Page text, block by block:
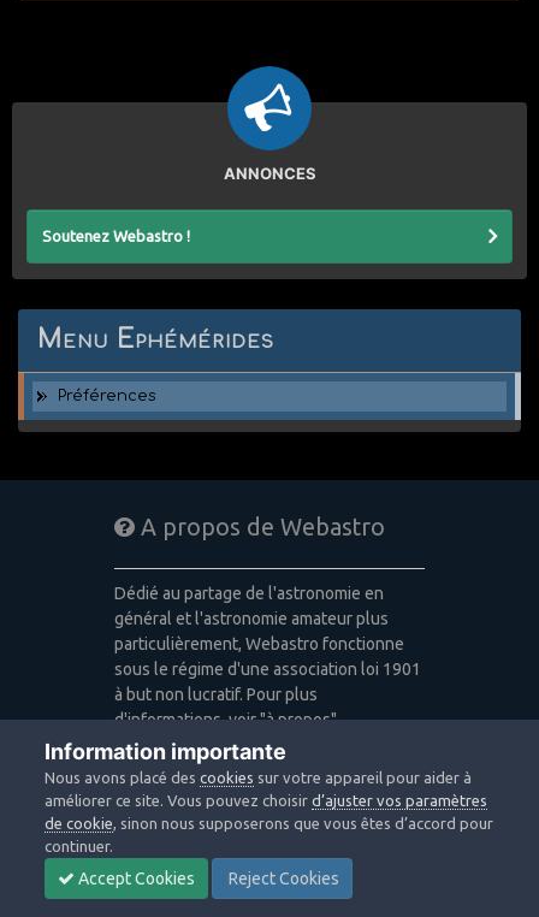
ANNONCES
Soutenez Webastro !
Menu Ephémérides
Préférences
A propos de Webastro
Dédié au partage de l'astronomie en
général et l'astronomie amateur plus
particulièrement, Webastro fonctionne
sous le régime d'une association loi 1901
à but non lucratif. Pour plus
d'informations, voir "à propos".
Publicité: pas de publicité
Icons made byFreepik,Alessio Atzeni,
Pixel Buddha,Icon Pondfrom
www.flaticon.comis licensed by CC 3.0
BY
Design images: Courtesy NASA/JPL-
Information importante
Nous avons placé descookies sur votre appareil pour aider à
améliorer ce site. Vous pouvez choisird’ajuster vos paramètres
de cookie, sinon nous supposerons que vous êtes d’accord pour
continuer.
Accept Cookies Reject Cookies